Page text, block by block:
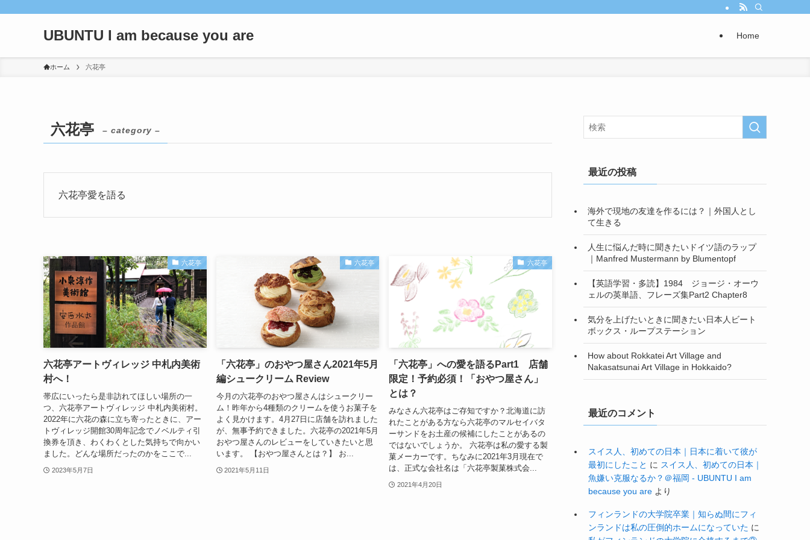
UBUNTU I am because you are Home
ホーム 六花亭
六花亭 – category –
六花亭愛を語る
六花亭
六花亭アートヴィレッジ 中札内美術
村へ！
帯広にいったら是非訪れてほしい場所の一
つ、六花亭アートヴィレッジ 中札内美術村。
2022年に六花の森に立ち寄ったときに、アー
トヴィレッジ開館30周年記念でノベルティ引
換券を頂き、わくわくとした気持ちで向かい
ました。どんな場所だったのかをここで...
2023年5月7日
六花亭
「六花亭」のおやつ屋さん2021年5月
編シュークリーム Review
今月の六花亭のおやつ屋さんはシュークリー
ム！昨年から4種類のクリームを使うお菓子を
よく見かけます。4月27日に店舗を訪れました
が、無事予約できました。六花亭の2021年5月
おやつ屋さんのレビューをしていきたいと思
います。 【おやつ屋さんとは？】 お...
2021年5月11日
六花亭
「六花亭」への愛を語るPart1 店舗
限定！予約必須！「おやつ屋さん」
とは？
みなさん六花亭はご存知ですか？北海道に訪
れたことがある方なら六花亭のマルセイバタ
ーサンドをお土産の候補にしたことがあるの
ではないでしょうか。 六花亭は私の愛する製
菓メーカーです。ちなみに2021年3月現在で
は、正式な会社名は「六花亭製菓株式会...
2021年4月20日
最近の投稿
海外で現地の友達を作るには？｜外国人とし
て生きる
人生に悩んだ時に聞きたいドイツ語のラップ
｜Manfred Mustermann by Blumentopf
【英語学習・多読】1984 ジョージ・オーウ
ェルの英単語、フレーズ集Part2 Chapter8
気分を上げたいときに聞きたい日本人ビート
ボックス・ループステーション
How about Rokkatei Art Village and
Nakasatsunai Art Village in Hokkaido?
最近のコメント
スイス人、初めての日本｜日本に着いて彼が
最初にしたこと に スイス人、初めての日本｜
魚嫌い克服なるか？＠福岡 - UBUNTU I am
because you are より
フィンランドの大学院卒業｜知らぬ間にフィ
ンランドは私の圧倒的ホームになっていた に